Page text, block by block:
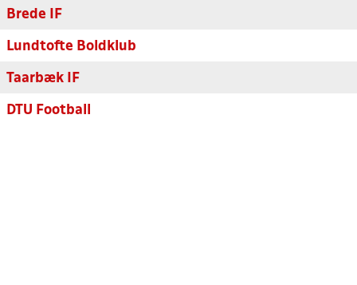
Brede IF
Lundtofte Boldklub
Taarbæk IF
DTU Football